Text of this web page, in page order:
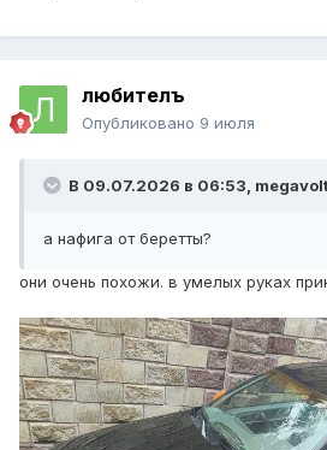
любителъ
Опубликовано 9 июля
В 09.07.2026 в 06:53,
а нафига от беретты?
они очень похожи. в умелых руках